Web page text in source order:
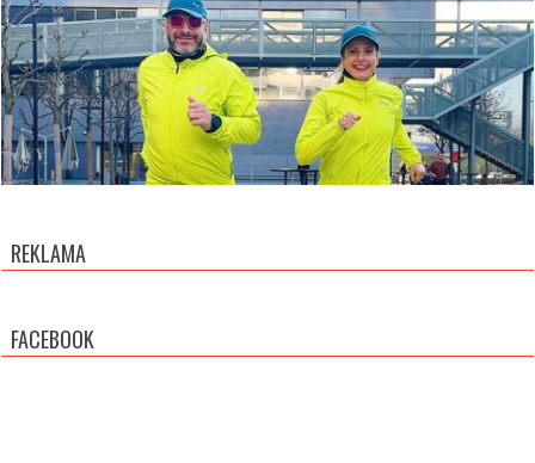
REKLAMA
FACEBOOK